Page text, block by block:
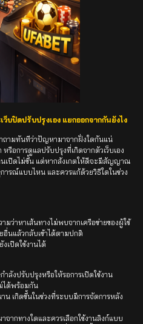
บปิดปรับปรุงเอง แยกออกจากกันยังไง
ำถามทันทีว่าปัญหามาจากฝั่งใดกันแน่
รือการดูแลปรับปรุงที่เกิดจากตัวเว็บเอง
นเปิดไม่ขึ้น แต่หากสังเกตให้ดีจะมีสัญญาณ
ารณ์แบบไหน และควรแก้ด้วยวิธีใดในช่วง
มว่าหาเส้นทางไม่พบจากเครือข่ายของผู้ใช้
อื่นแล้วกลับเข้าได้ตามปกติ
งเปิดใช้งานได้
ำลังปรับปรุงหรือให้รอการเปิดใช้งาน
ได้พร้อมกัน
าน เกิดขึ้นในช่วงที่ระบบมีการจัดการหลัง
จากทางใดและควรเลือกใช้งานลิงก์แบบ